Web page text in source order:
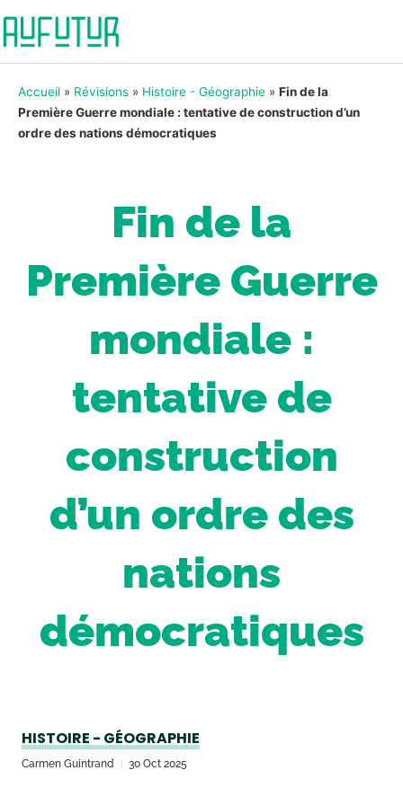
Accueil » Révisions » Histoire - Géographie » Fin de la
Première Guerre mondiale : tentative de construction d’un
ordre des nations démocratiques
Fin de la
Première Guerre
mondiale :
tentative de
construction
d’un ordre des
nations
démocratiques
HISTOIRE - GÉOGRAPHIE
Carmen Guintrand 30 Oct 2025